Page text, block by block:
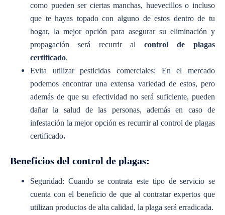
como pueden ser ciertas manchas, huevecillos o incluso
que te hayas topado con alguno de estos dentro de tu
hogar, la mejor opción para asegurar su eliminación y
propagación será recurrir alcontrol de plagas
certificado.
Evita utilizar pesticidas comerciales: En el mercado
podemos encontrar una extensa variedad de estos, pero
además de que su efectividad no será suficiente, pueden
dañar la salud de las personas, además en caso de
infestación la mejor opción es recurrir al control de plagas
certificado.
Beneficios del control de plagas:
Seguridad: Cuando se contrata este tipo de servicio se
cuenta con el beneficio de que al contratar expertos que
utilizan productos de alta calidad, la plaga será erradicada.